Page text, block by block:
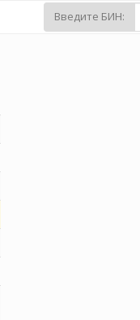
Введите БИН: